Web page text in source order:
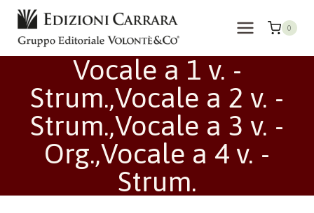
Salta
contenuto
0
Vocale a 1 v. -
Strum.,Vocale a 2 v. -
Strum.,Vocale a 3 v. -
Org.,Vocale a 4 v. -
Strum.